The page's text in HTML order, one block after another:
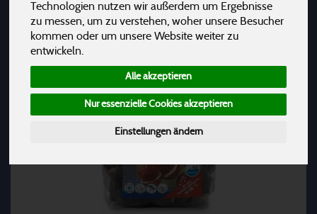
Technologien nutzen wir außerdem um Ergebnisse
zu messen, um zu verstehen, woher unsere Besucher
kommen oder um unsere Website weiter zu
entwickeln.
Alle akzeptieren
Nur essenzielle Cookies akzeptieren
Einstellungen ändern